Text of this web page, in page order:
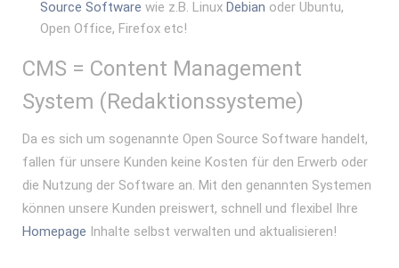
Source Software wie z.B. Linux Debian oder Ubuntu,
Open Office, Firefox etc!
CMS = Content Management
System (Redaktionssysteme)
Da es sich um sogenannte Open Source Software handelt,
fallen für unsere Kunden keine Kosten für den Erwerb oder
die Nutzung der Software an. Mit den genannten Systemen
können unsere Kunden preiswert, schnell und flexibel Ihre
Homepage Inhalte selbst verwalten und aktualisieren!